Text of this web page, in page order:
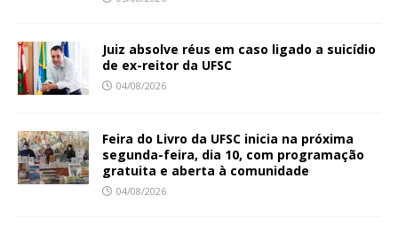
Juiz absolve réus em caso ligado a suicídio
de ex-reitor da UFSC
04/08/2026
Feira do Livro da UFSC inicia na próxima
segunda-feira, dia 10, com programação
gratuita e aberta à comunidade
04/08/2026